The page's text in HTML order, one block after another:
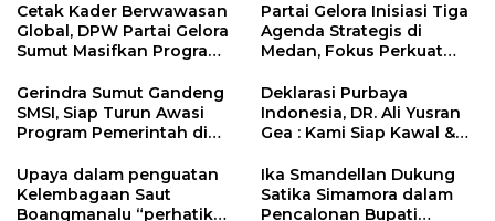
Cetak Kader Berwawasan
Global, DPW Partai Gelora
Sumut Masifkan Program
Partai Gelora Inisiasi Tiga
Agenda Strategis di
Medan, Fokus Perkuat
Gerindra Sumut Gandeng
SMSI, Siap Turun Awasi
Program Pemerintah di
Deklarasi Purbaya
Indonesia, DR. Ali Yusran
Gea : Kami Siap Kawal &
Prabowo dan Menkeu
Purbaya
Upaya dalam penguatan
Kelembagaan Saut
Boangmanalu “perhatikan
Ika Smandellan Dukung
Satika Simamora dalam
Pencalonan Bupati